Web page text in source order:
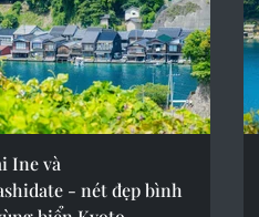
Ine và
- nét đẹp bình